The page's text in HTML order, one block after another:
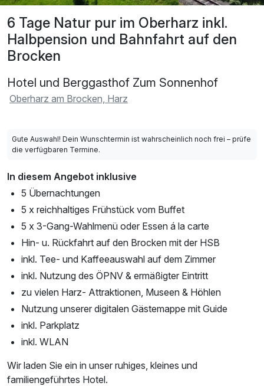
6 Tage Natur pur im Oberharz inkl.
Halbpension und Bahnfahrt auf den
Brocken
Hotel und Berggasthof Zum Sonnenhof
Oberharz am Brocken, Harz
Gute Auswahl! Dein Wunschtermin ist wahrscheinlich noch frei – prüfe
die verfügbaren Termine.
In diesem Angebot inklusive
5 Übernachtungen
5 x reichhaltiges Frühstück vom Buffet
5 x 3-Gang-Wahlmenü oder Essen á la carte
Hin- u. Rückfahrt auf den Brocken mit der HSB
inkl. Tee- und Kaffeeauswahl auf dem Zimmer
inkl. Nutzung des ÖPNV & ermäßigter Eintritt
zu vielen Harz- Attraktionen, Museen & Höhlen
Nutzung unserer digitalen Gästemappe mit Guide
inkl. Parkplatz
inkl. WLAN
Wir laden Sie ein in unser ruhiges, kleines und
familiengeführtes Hotel.